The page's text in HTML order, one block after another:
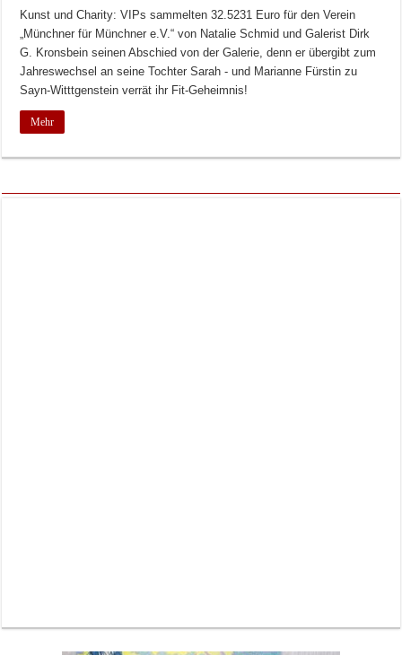
Kunst und Charity: VIPs sammelten 32.5231 Euro für den Verein
„Münchner für Münchner e.V.“ von Natalie Schmid und Galerist Dirk
G. Kronsbein seinen Abschied von der Galerie, denn er übergibt zum
Jahreswechsel an seine Tochter Sarah - und Marianne Fürstin zu
Sayn-Witttgenstein verrät ihr Fit-Geheimnis!
Mehr